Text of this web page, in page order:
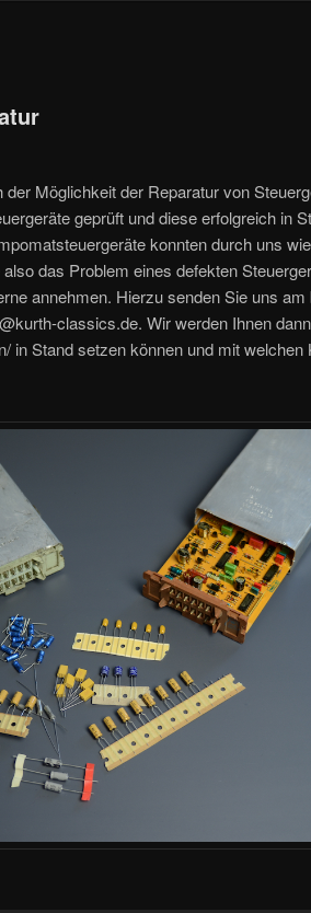
Möglichkeit der Reparatur von
geprüft und diese erfolgreich in
konnten durch uns
das Problem eines defekten
annehmen. Hierzu senden Sie uns
classics.de. Wir werden Ihnen
in Stand setzen können und mit welchen